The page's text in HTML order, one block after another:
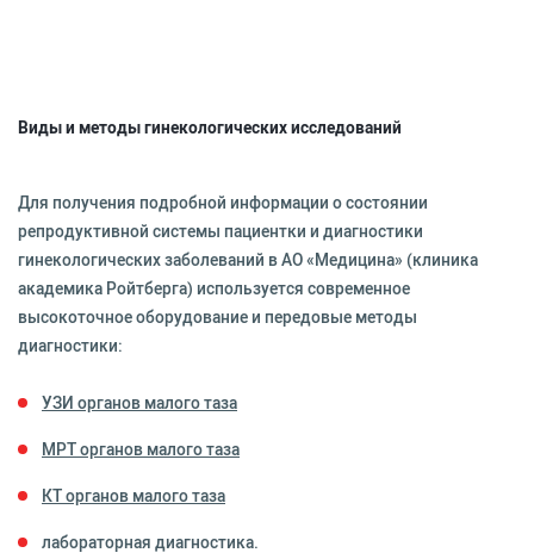
Виды и методы гинекологических исследований
Для получения подробной информации о состоянии
репродуктивной системы пациентки и диагностики
гинекологических заболеваний в АО «Медицина» (клиника
академика Ройтберга) используется современное
высокоточное оборудование и передовые методы
диагностики:
УЗИ органов малого таза
МРТ органов малого таза
КТ органов малого таза
лабораторная диагностика.